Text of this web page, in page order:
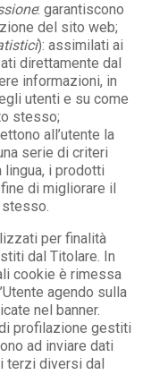
: garantiscono
del sito web;
): assimilati ai
direttamente dal
informazioni, in
utenti e su come
stesso;
all’utente la
serie di criteri
i prodotti
di migliorare il
per finalità
dal Titolare. In
cookie è rimessa
agendo sulla
nel banner.
profilazione gestiti
ad inviare dati
terzi diversi dal